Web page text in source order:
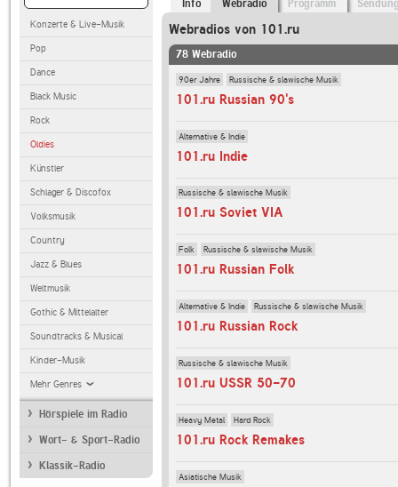
Konzerte & Live-Musik
Pop
Dance
Black Music
Rock
Oldies
Künstler
Schlager & Discofox
Volksmusik
Country
Jazz & Blues
Weltmusik
Gothic & Mittelalter
Soundtracks & Musical
Kinder-Musik
Mehr Genres
Hörspiele im Radio
Wort- & Sport-Radio
Klassik-Radio
Info Webradio Programm
Webradios von 101.ru
78 Webradio
90er Jahre Russische & slawische Musik
101.ru Russian 90's
Alternative & Indie
101.ru Indie
Russische & slawische Musik
101.ru Soviet VIA
Folk Russische & slawische Musik
101.ru Russian Folk
Alternative & Indie Russische & slawische Musik
101.ru Russian Rock
Russische & slawische Musik
101.ru USSR 50-70
Heavy Metal Hard Rock
101.ru Rock Remakes
Asiatische Musik